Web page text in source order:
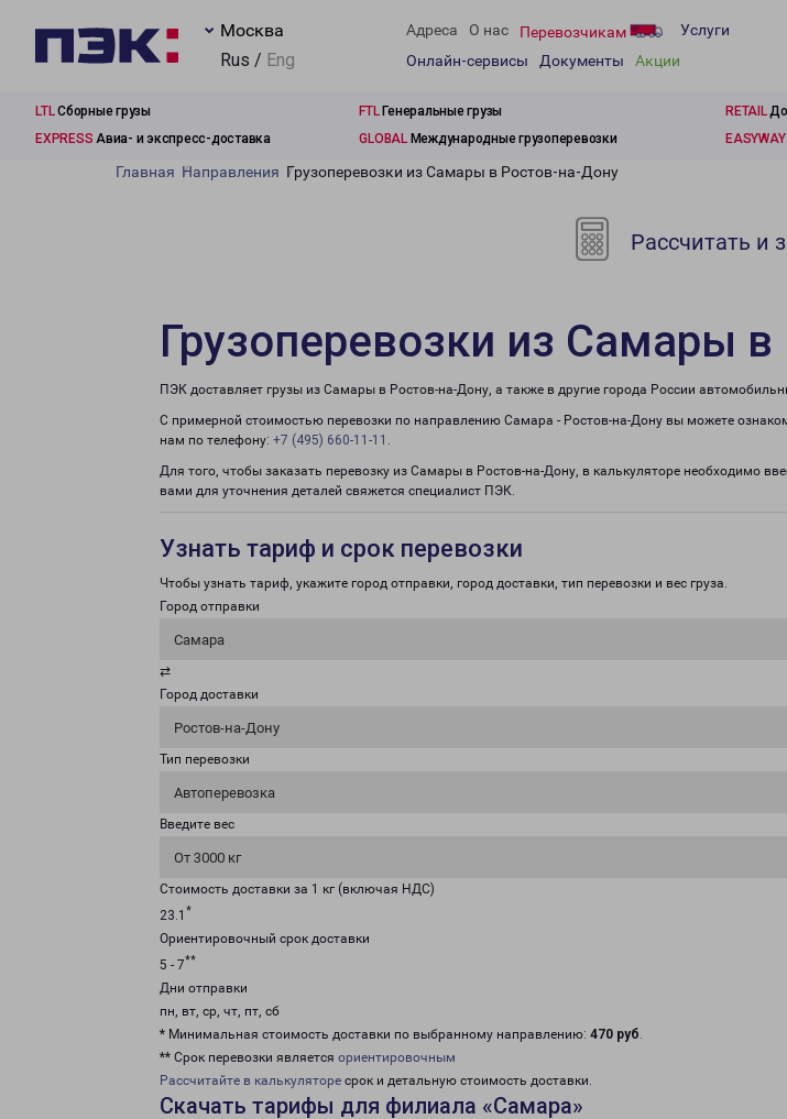
Москва
Rus / Eng
Адреса О нас Перевозчикам
Услуги
Онлайн-сервисы
Документы Акции
LTLСборные грузы FTLГенеральные грузы RETAIL
EXPRESS Авиа- и экспресс-доставка GLOBALМеждународные грузоперевозки EASYWAY
Главная Направления Грузоперевозки из Самары в Ростов-на-Дону
Рассчитать и
Грузоперевозки из Самары
ПЭК доставляет грузы из Самары в Ростов-на-Дону, а также в другие города России
С примерной стоимостью перевозки по направлению Самара - Ростов-на-Дону вы можете
нам по телефону: +7 (495) 660-11-11 .
Для того, чтобы заказать перевозку из Самары в Ростов-на-Дону, в калькуляторе необходимо
вами для уточнения деталей свяжется специалист ПЭК.
Узнать тариф и срок перевозки
Чтобы узнать тариф, укажите город отправки, город доставки, тип перевозки и вес груза.
Город отправки
Самара
⇄
Город доставки
Ростов-на-Дону
Тип перевозки
Автоперевозка
Введите вес
От 3000 кг
Стоимость доставки за 1 кг (включая НДС)
23.1 *
Ориентировочный срок доставки
5 - 7**
Дни отправки
пн, вт, ср, чт, пт, сб
* Минимальная стоимость доставки по выбранному направлению: 470 руб.
** Срок перевозки является ориентировочным
Рассчитайте в калькуляторе срок и детальную стоимость доставки.
Скачать тарифы для филиала «Самара»